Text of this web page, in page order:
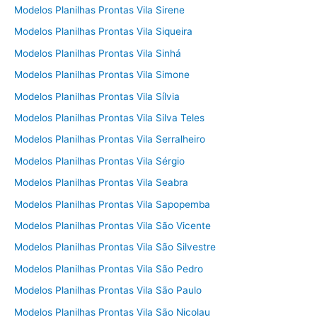
Modelos Planilhas Prontas Vila Sirene
Modelos Planilhas Prontas Vila Siqueira
Modelos Planilhas Prontas Vila Sinhá
Modelos Planilhas Prontas Vila Simone
Modelos Planilhas Prontas Vila Sílvia
Modelos Planilhas Prontas Vila Silva Teles
Modelos Planilhas Prontas Vila Serralheiro
Modelos Planilhas Prontas Vila Sérgio
Modelos Planilhas Prontas Vila Seabra
Modelos Planilhas Prontas Vila Sapopemba
Modelos Planilhas Prontas Vila São Vicente
Modelos Planilhas Prontas Vila São Silvestre
Modelos Planilhas Prontas Vila São Pedro
Modelos Planilhas Prontas Vila São Paulo
Modelos Planilhas Prontas Vila São Nicolau